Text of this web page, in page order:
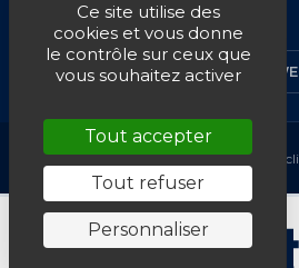
NOS MARQUES
CEMER ALMO ABB
Mentions légales•CGV•Plan du site• Avis
Ce site utilise des
cookies et vous donne
le contrôle sur ceux que
vous souhaitez activer
Tout accepter
Tout refuser
Personnaliser